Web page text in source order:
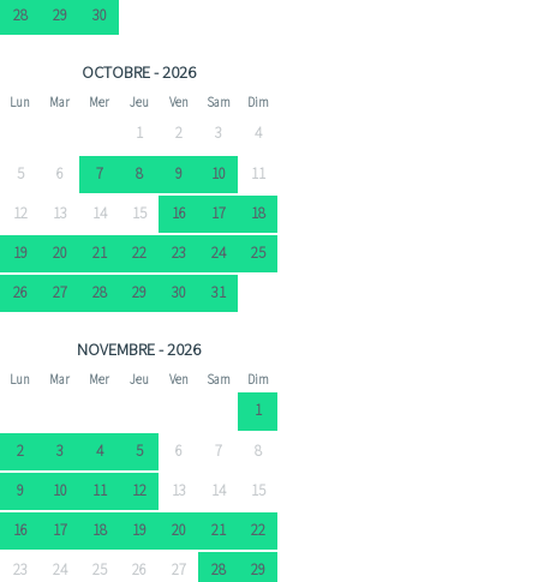
28
29 30
OCTOBRE - 2026
Lun Mar Mer Jeu Ven Sam Dim
1 2 3
4
5
6 7 8 9 10
11
12
13 14 15 16 17
18
19
20 21 22 23 24
25
26
27 28 29 30 31
NOVEMBRE - 2026
Lun Mar Mer Jeu Ven Sam Dim
1
2
3 4 5 6 7
8
9
10 11 12 13 14
15
16
17 18 19 20 21
22
23
24 25 26 27 28
29